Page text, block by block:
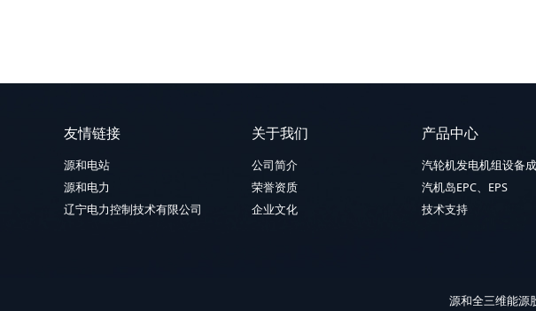
友情链接
源和电站
源和电力
辽宁电力控制技术有限公司
关于我们
公司简介
荣誉资质
企业文化
产品中心
汽轮机发电机组设备
汽机岛EPC、EPS
技术支持
源和全三维能源